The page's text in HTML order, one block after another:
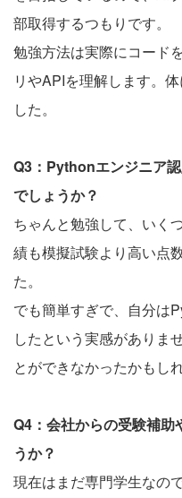
部取得するつもりです。
勉強方法は実際にコード
リやAPIを理解します。
した。
Q3：Pythonエンジニア
でしょうか？
ちゃんと勉強して、いく
績も模擬試験より高い点
た。
でも簡単すぎで、自分は
したという実感がありま
とができなかったかもし
Q4：会社からの受験補助
うか？
現在はまだ専門学生なの